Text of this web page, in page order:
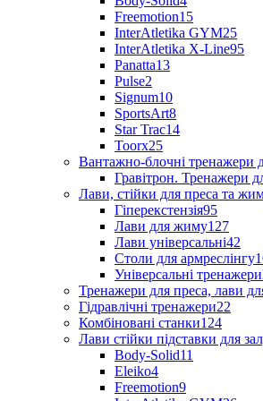
Freemotion15
InterAtletika GYM25
InterAtletika X-Line95
Panatta13
Pulse2
Signum10
SportsArt8
Star Trac14
Toorx25
Вантажно-блочні тренажери
Гравітрон. Тренажери
Лави, стійки для преса та
Гіперекстензія95
Лави для жиму127
Лави універсальні42
Столи для армреслінгу
Універсальні тренажери
Тренажери для преса, лави
Гідравлічні тренажери22
Комбіновані станки124
Лави стійки підставки для
Body-Solid11
Eleiko4
Freemotion9